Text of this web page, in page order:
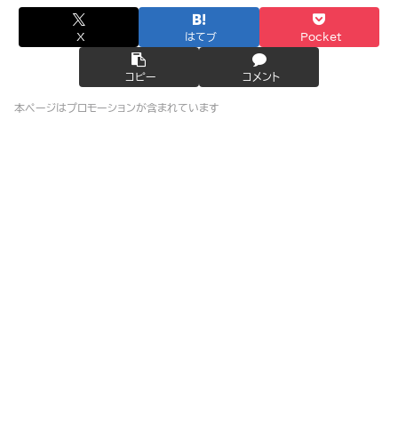
X はてブ Pocket
コピー コメント
本ページはプロモーションが含まれています